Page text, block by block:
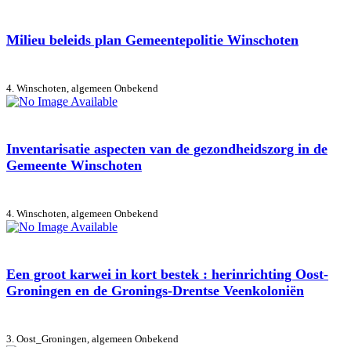
Milieu beleids plan Gemeentepolitie Winschoten
4. Winschoten, algemeen Onbekend
Inventarisatie aspecten van de gezondheidszorg in de
Gemeente Winschoten
4. Winschoten, algemeen Onbekend
Een groot karwei in kort bestek : herinrichting Oost-
Groningen en de Gronings-Drentse Veenkoloniën
3. Oost_Groningen, algemeen Onbekend